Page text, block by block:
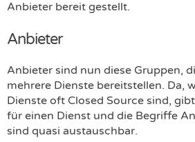
Anbieter bereit gestellt.
Anbieter
Anbieter sind nun diese Gruppen,
mehrere Dienste bereitstellen. Da,
Dienste oft Closed Source sind,
für einen Dienst und die Begriffe
sind quasi austauschbar.